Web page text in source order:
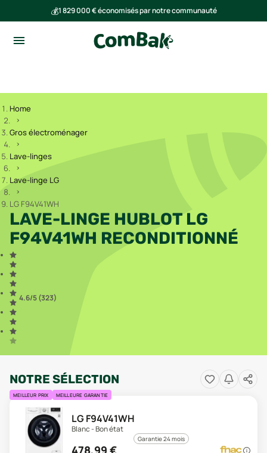
💰1 829 000 € économisés par notre communauté
Home
Gros électroménager
Lave-linges
Lave-linge LG
LG F94V41WH
LAVE-LINGE HUBLOT LG
F94V41WH RECONDITIONNÉ
4.6/5 (323)
NOTRE SÉLECTION
MEILLEUR PRIX MEILLEURE GARANTIE
LG F94V41WH
Blanc - Bon état
Garantie 24 mois
478,99 €